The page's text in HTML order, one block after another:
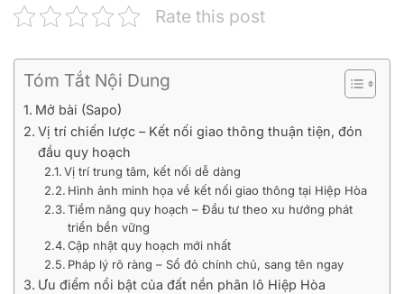
Rate this post
Tóm Tắt Nội Dung
Mở bài (Sapo)
Vị trí chiến lược – Kết nối giao thông thuận tiện, đón
đầu quy hoạch
Vị trí trung tâm, kết nối dễ dàng
Hình ảnh minh họa về kết nối giao thông tại Hiệp Hòa
Tiềm năng quy hoạch – Đầu tư theo xu hướng phát
triển bền vững
Cập nhật quy hoạch mới nhất
Pháp lý rõ ràng – Sổ đỏ chính chủ, sang tên ngay
Ưu điểm nổi bật của đất nền phân lô Hiệp Hòa